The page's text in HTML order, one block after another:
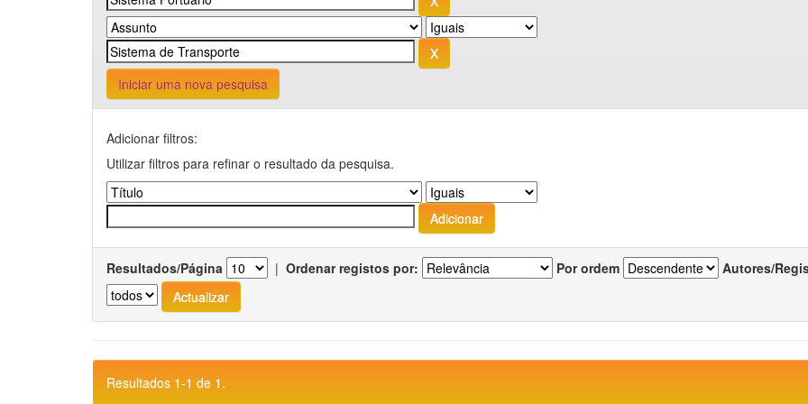
Iniciar uma nova pesquisa
Adicionar filtros:
Utilizar filtros para refinar o resultado da pesquisa.
Resultados/Página | Ordenar registos por: Por ordem Autores/
Resultados 1-1 de 1.